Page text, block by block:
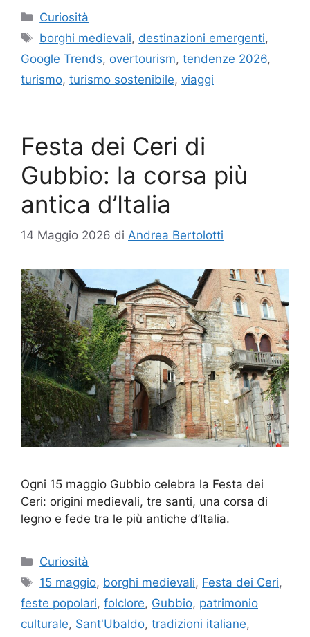
Categorie
Curiosità
Tag
borghi medievali, destinazioni emergenti,
Google Trends, overtourism, tendenze 2026,
turismo, turismo sostenibile, viaggi
Festa dei Ceri di
Gubbio: la corsa più
antica d’Italia
14 Maggio 2026 di Andrea Bertolotti
Ogni 15 maggio Gubbio celebra la Festa dei
Ceri: origini medievali, tre santi, una corsa di
legno e fede tra le più antiche d’Italia.
Categorie
Curiosità
Tag
15 maggio, borghi medievali, Festa dei Ceri,
feste popolari, folclore, Gubbio, patrimonio
culturale, Sant'Ubaldo, tradizioni italiane,